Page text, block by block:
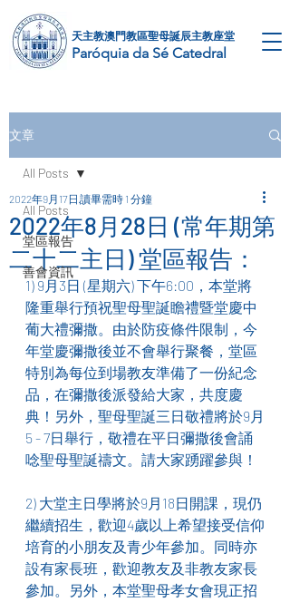
天主教澳門教區​聖母誕辰主教座堂
Paróquia da Sé Catedral
文章
All Posts
堂區報告
善會資訊
All Posts
2022年8月28日 (常年期第
二十二主日) 堂區報告：
2022年9月17日 讀畢需時 1 分鐘
1) 9月3日 (星期六) 下午6:00，本堂將
隆重舉行預祝聖母聖誕瞻禮暨堂慶中
葡大禮彌撒。由於防疫條件限制，今
年堂慶彌撒後並不會舉行聚餐，堂區
特別為每位到場教友準備了一份紀念
品，在彌撒後派發給大家，共度慶
典！另外，聖母聖誕三日敬禮將於9月
5 - 7日舉行，敬禮在平日彌撒後會誦
唸聖母聖誕禱文。請大家踴躍參與！
2) 大堂主日學將於9月18日開課，現仍
繼續招生，歡迎4歲以上希望接受信仰
培育的小朋友及青少年參加。同時亦
設有家長班，歡迎教友及非教友家長
參加。另外，本堂聖母孝女會現正招